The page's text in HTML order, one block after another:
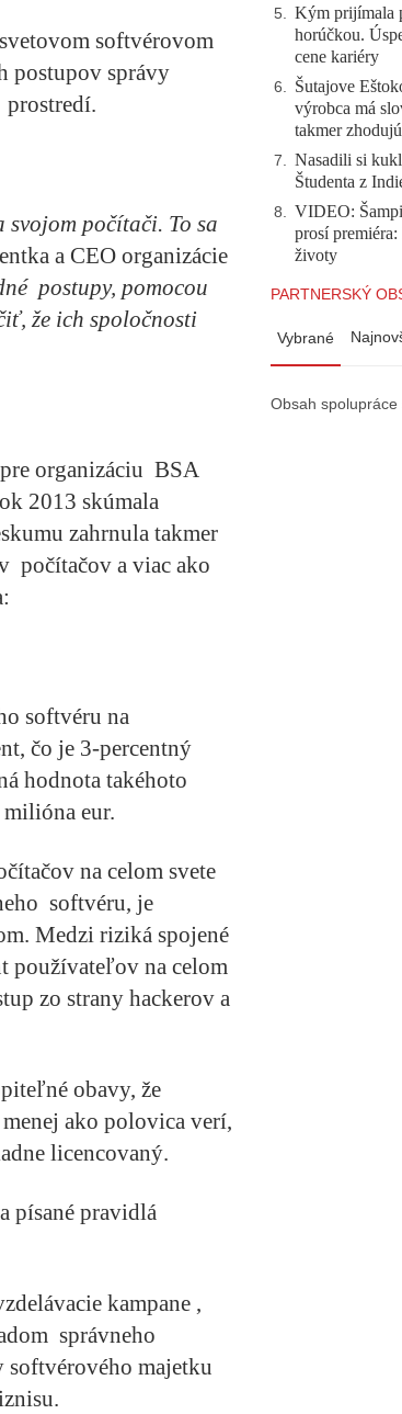
softvérovom
postupov správy
počítači. To sa
a CEO organizácie
postupy, pomocou
že ich spoločnosti
organizáciu BSA
2013 skúmala
zahrnula takmer
počítačov a viac ako
softvéru na
čo je 3-percentný
hodnota takéhoto
eur.
na celom svete
softvéru, je
Medzi riziká spojené
používateľov na celom
zo strany hackerov a
obavy, že
ako polovica verí,
licencovaný.
písané pravidlá
kampane ,
správneho
softvérového majetku
5. Kým prijímala
horúčkou.
cene kariéry
6. Šutajove
výrobca má
takmer
7. Nasadili si
Študenta z
8. VIDEO:
prosí
životy
PARTNERSKÝ
Vybrané
Obsah spolupráce